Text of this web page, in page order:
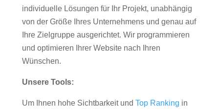
individuelle Lösungen für Ihr Projekt, unabhängig
von der Größe Ihres Unternehmens und genau auf
Ihre Zielgruppe ausgerichtet. Wir programmieren
und optimieren Ihrer Website nach Ihren
Wünschen.
Unsere Tools:
Um Ihnen hohe Sichtbarkeit und Top Ranking in